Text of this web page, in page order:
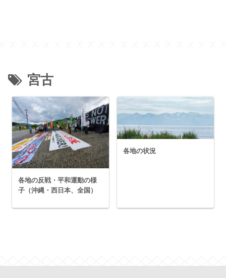
宮古
各地の反戦・平和運動の様
子（沖縄・西日本、全国）
各地の状況